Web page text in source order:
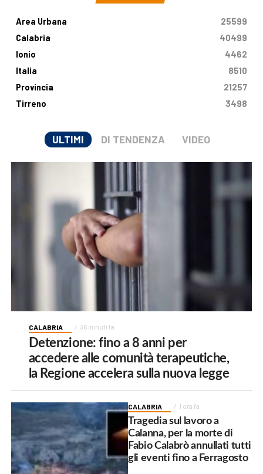
Area Urbana
25599
Calabria
40499
Ionio
4462
Italia
8510
Provincia
21257
Tirreno
3498
ULTIMI DI TENDENZA VIDEO
CALABRIA 36 minuti fa
Detenzione: fino a 8 anni per
accedere alle comunità terapeutiche,
la Regione accelera sulla nuova legge
CALABRIA 1 ora fa
Tragedia sul lavoro a
Calanna, per la morte di
Fabio Calabrò annullati tutti
gli eventi fino a Ferragosto